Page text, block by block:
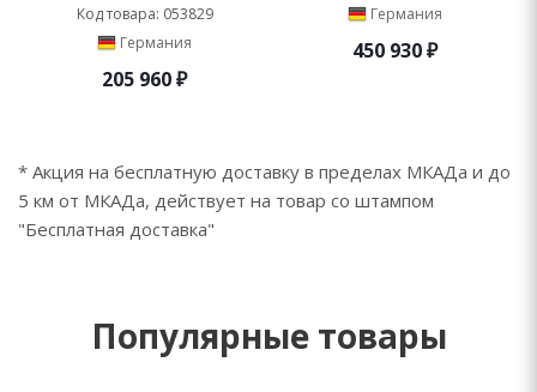
Код товара: 053829
Германия
205 960₽
Германия
450 930₽
* Акция на бесплатную доставку в пределах МКАДа и до
5 км от МКАДа, действует на товар со штампом
"Бесплатная доставка"
Популярные товары